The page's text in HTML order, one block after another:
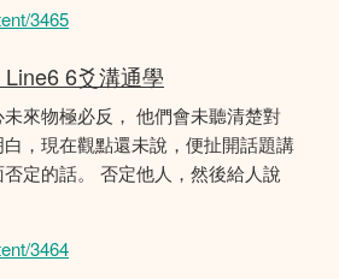
3465
6爻溝通學
來物極必反， 他們會未聽清楚對
，現在觀點還未說，便扯開話題講
定的話。 否定他人，然後給人說
3464